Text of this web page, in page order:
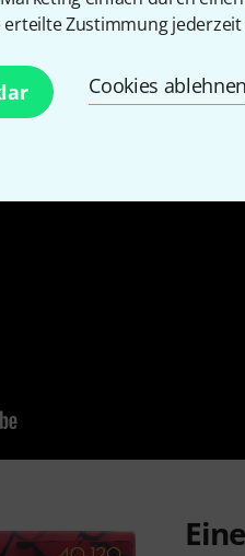
erteilte Zustimmung
Cookies ablehnen